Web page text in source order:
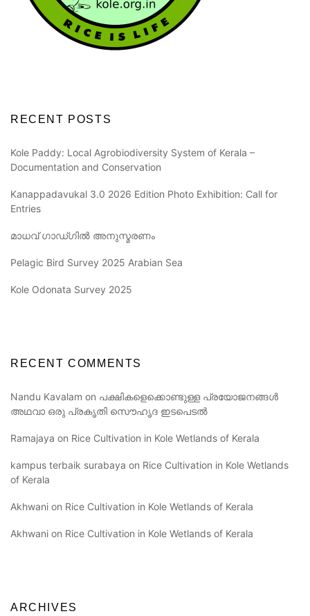
RECENT POSTS
Kole Paddy: Local Agrobiodiversity System of Kerala –
Documentation and Conservation
Kanappadavukal 3.0 2026 Edition Photo Exhibition: Call for
Entries
മാധവ് ഗാഡ്ഗിൽ അനുസ്മരണം
Pelagic Bird Survey 2025 Arabian Sea
Kole Odonata Survey 2025
RECENT COMMENTS
Nandu Kavalam on പക്ഷികളെക്കൊണ്ടുള്ള പ്രയോജനങ്ങൾ
അഥവാ ഒരു പ്രകൃതി സൌഹൃദ ഇടപെടൽ
Ramajaya on Rice Cultivation in Kole Wetlands of Kerala
kampus terbaik surabaya on Rice Cultivation in Kole Wetlands
of Kerala
Akhwani on Rice Cultivation in Kole Wetlands of Kerala
Akhwani on Rice Cultivation in Kole Wetlands of Kerala
ARCHIVES